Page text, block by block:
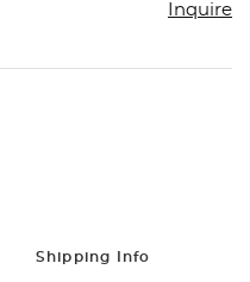
Inquire
Shipping Info